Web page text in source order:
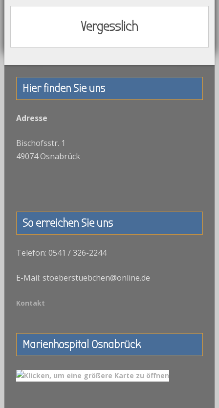
Vergesslich
Hier finden Sie uns
Adresse
Bischofsstr. 1
49074 Osnabrück
So erreichen Sie uns
Telefon: 0541 / 326-2244
E-Mail: stoeberstuebchen@online.de
Kontakt
Marienhospital Osnabrück